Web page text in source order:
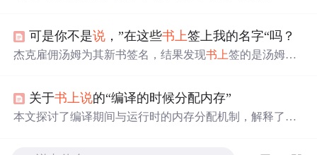
书、人信息及‘翻书’影响的情况，从状态变化角度分析‘翻
书’责任归属。
可是你不是说 ，”在这些书上签上我的名字“吗？
杰克雇佣汤姆为其新书签名，结果发现书上签的是汤姆的
关于书上说的“编译的时候分配内存”
本文探讨了编译期间与运行时的内存分配机制，解释了静